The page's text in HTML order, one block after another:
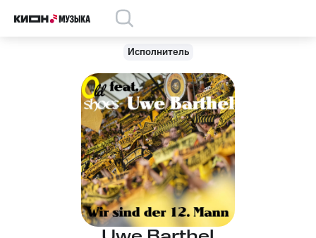
Исполнитель